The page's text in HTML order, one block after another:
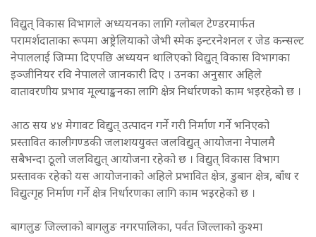
विद्युत् विकास विभागले अध्ययनका लागि ग्लोबल टेण्डरमार्फत
परामर्शदाताका रूपमा अष्ट्रेलियाको जेभी स्मेक इन्टरनेशनल र जेड कन्सल्ट
नेपाललाई जिम्मा दिएपछि अध्ययन थालिएको विद्युत् विकास विभागका
इञ्जीनियर रवि नेपालले जानकारी दिए । उनका अनुसार अहिले
वातावरणीय प्रभाव मूल्याङ्कनका लागि क्षेत्र निर्धारणको काम भइरहेको छ ।
आठ सय ४४ मेगावट विद्युत् उत्पादन गर्ने गरी निर्माण गर्ने भनिएको
प्रस्तावित कालीगण्डकी जलाशययुक्त जलविद्युत् आयोजना नेपालमै
सबैभन्दा ठूलो जलविद्युत् आयोजना रहेको छ । विद्युत् विकास विभाग
प्रस्तावक रहेको यस आयोजनाको अहिले प्रभावित क्षेत्र, डुबान क्षेत्र, बाँध र
विद्युत्गृह निर्माण गर्ने क्षेत्र निर्धारणका लागि काम भइरहेको छ ।
बागलुङ जिल्लाको बागलुङ नगरपालिका, पर्वत जिल्लाको कुश्मा